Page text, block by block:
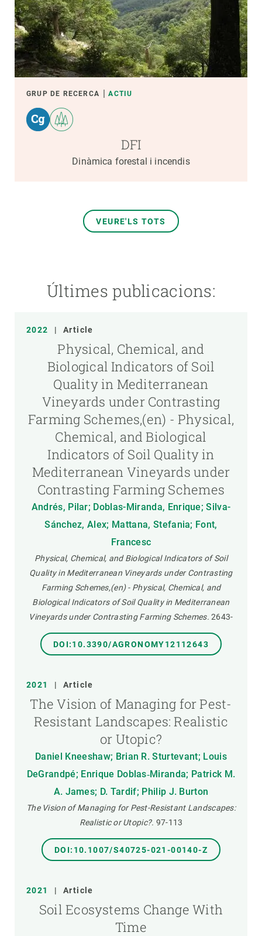
GRUP DE RECERCA ACTIU
DFI
Dinàmica forestal i incendis
VEURE'LS TOTS
Últimes publicacions:
2022 | Article
Physical, Chemical, and
Biological Indicators of Soil
Quality in Mediterranean
Vineyards under Contrasting
Farming Schemes,(en) - Physical,
Chemical, and Biological
Indicators of Soil Quality in
Mediterranean Vineyards under
Contrasting Farming Schemes
Andrés, Pilar; Doblas-Miranda, Enrique; Silva-
Sánchez, Alex; Mattana, Stefania; Font,
Francesc
Physical, Chemical, and Biological Indicators of Soil
Quality in Mediterranean Vineyards under Contrasting
Farming Schemes,(en) - Physical, Chemical, and
Biological Indicators of Soil Quality in Mediterranean
Vineyards under Contrasting Farming Schemes. 2643-
DOI:10.3390/AGRONOMY12112643
2021 | Article
The Vision of Managing for Pest-
Resistant Landscapes: Realistic
or Utopic?
Daniel Kneeshaw; Brian R. Sturtevant; Louis
DeGrandpé; Enrique Doblas‐Miranda; Patrick M.
A. James; D. Tardif; Philip J. Burton
The Vision of Managing for Pest-Resistant Landscapes:
Realistic or Utopic?. 97-113
DOI:10.1007/S40725-021-00140-Z
2021 | Article
Soil Ecosystems Change With
Time